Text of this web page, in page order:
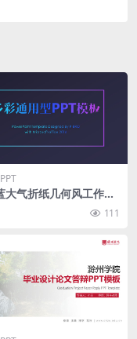
大气折纸几何风工作总
111